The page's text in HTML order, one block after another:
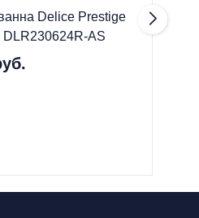
Delice Prestige
DLR230624R-AS